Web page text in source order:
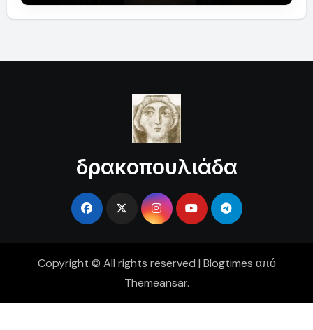
δρακοπουλιάδα
Copyright © All rights reserved | Blogtimes από
Themeansar.